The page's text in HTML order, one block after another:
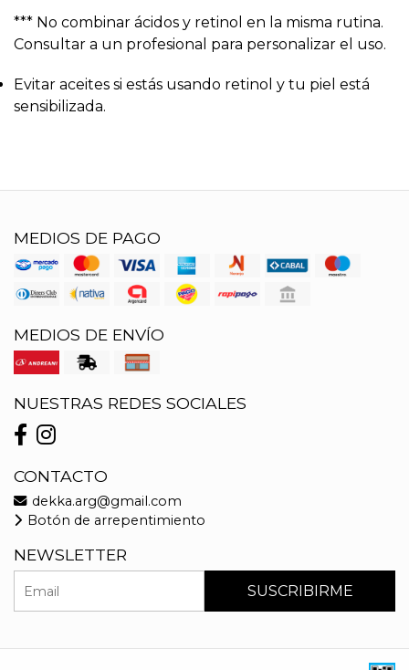
*** No combinar ácidos y retinol en la misma rutina.
Consultar a un profesional para personalizar el uso.
Evitar aceites si estás usando retinol y tu piel está
sensibilizada.
MEDIOS DE PAGO
MEDIOS DE ENVÍO
NUESTRAS REDES SOCIALES
CONTACTO
dekka.arg@gmail.com
Botón de arrepentimiento
NEWSLETTER
SUSCRIBIRME